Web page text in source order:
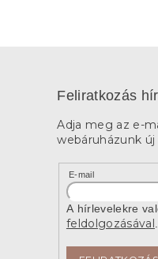
Feliratkozás
Adja meg az e-
webáruházunk
E-mail
A hírlevelekre
feldolgozásával .